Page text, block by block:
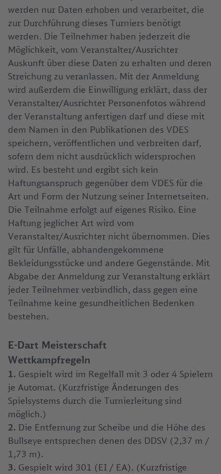
werden nur Daten erhoben und verarbeitet, die
zur Durchführung dieses Turniers benötigt
werden. Die Teilnehmer haben jederzeit die
Möglichkeit, vom Veranstalter/Ausrichter
Auskunft über diese Daten zu erhalten und deren
Streichung zu veranlassen. Mit der Anmeldung
wird außerdem die Einwilligung erklärt, dass der
Veranstalter/Ausrichter Personenfotos während
der Veranstaltung anfertigen darf und diese mit
dem Namen in den Publikationen des VDES
speichern, veröffentlichen und verbreiten darf,
sofern dem nicht ausdrücklich widersprochen
wird. Es besteht und ergibt sich kein
Haftungsanspruch gegenüber dem VDES für die
Art und Form der Nutzung seiner Internetseiten.
Die Teilnahme erfolgt auf eigenes Risiko. Eine
Haftung jeglicher Art wird vom
Veranstalter/Ausrichter nicht übernommen. Dies
gilt für Unfälle, abhandengekommene
Bekleidungsstücke und andere Gegenstände. Mit
Abgabe der Anmeldung zur Veranstaltung erklärt
jeder Teilnehmer verbindlich, dass gegen eine
Teilnahme keine gesundheitlichen Bedenken
bestehen.
E-Dart Meisterschaft
Wettkampfregeln
1. Gespielt wird im Regelfall mit 3 oder 4 Spielern
je Automat. (Kurzfristige Änderungen des
Spielsystems durch die Turnierleitung sind
möglich.)
2. Die Entfernung zur Scheibe und die Höhe des
Bullseye entsprechen denen des DDSV (2,37 m /
1,73 m).
3. Gespielt wird 301 (EI / EA). (Kurzfristige